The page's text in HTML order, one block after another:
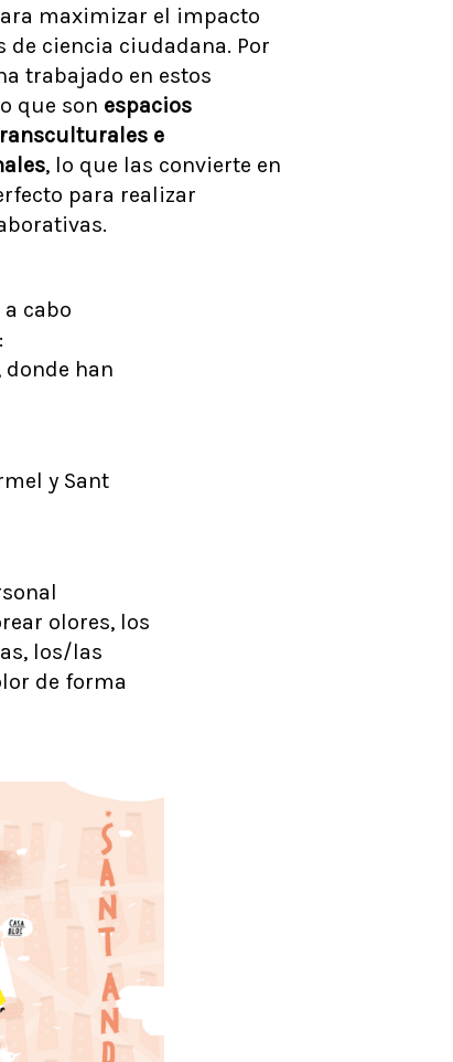
maximizar el impacto
de ciencia ciudadana. Por
trabajado en estos
que son espacios
e
, lo que las convierte en
para realizar
cabo
han
y Sant
olores, los
los/las
de forma